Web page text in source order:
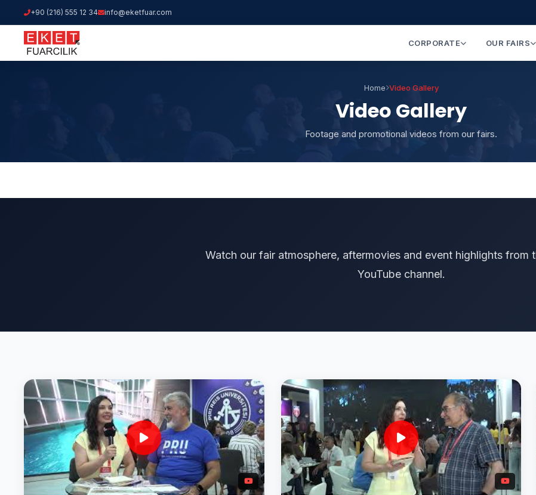
+90 (216) 555 12 34 info@eketfuar.com
CORPORATE OUR FAIRS
Home Video Gallery
Video Gallery
Footage and promotional videos from our fairs.
Watch our fair atmosphere, aftermovies and event highlights from
YouTube channel.